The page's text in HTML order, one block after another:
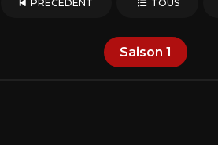
PRÉCÉDENT TOUS
Saison 1